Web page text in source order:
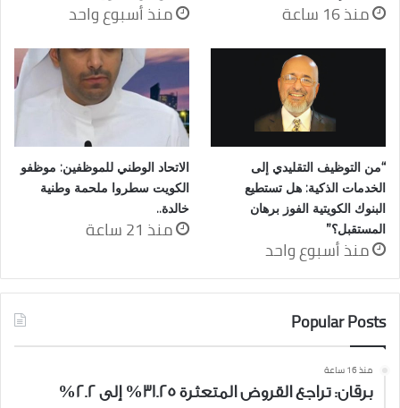
منذ 16 ساعة منذ أسبوع واحد
“من التوظيف التقليدي إلى
الخدمات الذكية: هل تستطيع
البنوك الكويتية الفوز برهان
المستقبل؟”
منذ أسبوع واحد
الاتحاد الوطني للموظفين: موظفو
الكويت سطروا ملحمة وطنية
خالدة..
منذ 21 ساعة
Popular Posts
منذ 16 ساعة
برقان: تراجع القروض المتعثرة 31.25% إلى 2.2%